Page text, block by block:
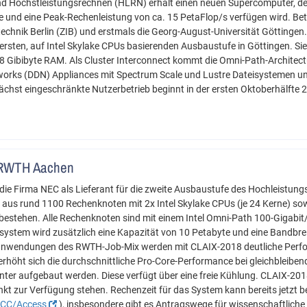
Höchstleistungsrechnen (HLRN) erhält einen neuen Supercomputer,
eine Peak-Rechenleistung von ca. 15 PetaFlop/s verfügen wird.
Berlin (ZIB) und erstmals die Georg-August-Universität
auf Intel Skylake CPUs basierenden Ausbaustufe in Göttingen.
Gibibyte RAM. Als Cluster Interconnect kommt die Omni-Path-
(DDN) Appliances mit Spectrum Scale und Lustre Dateisystemen
eingeschränkte Nutzerbetrieb beginnt in der ersten Oktoberhälfte
Aachen
Firma NEC als Lieferant für die zweite Ausbaustufe des
rund 1100 Rechenknoten mit 2x Intel Skylake CPUs (je 24 Kerne)
Alle Rechenknoten sind mit einem Intel Omni-Path 100-
wird zusätzlich eine Kapazität von 10 Petabyte und eine
des RWTH-Job-Mix werden mit CLAIX-2018 deutliche
sich die durchschnittliche Pro-Core-Performance bei
aufgebaut werden. Diese verfügt über eine freie Kühlung. CLAIX-
zur Verfügung stehen. Rechenzeit für das System kann bereits jetzt
Access
), insbesondere gibt es Antragswege für